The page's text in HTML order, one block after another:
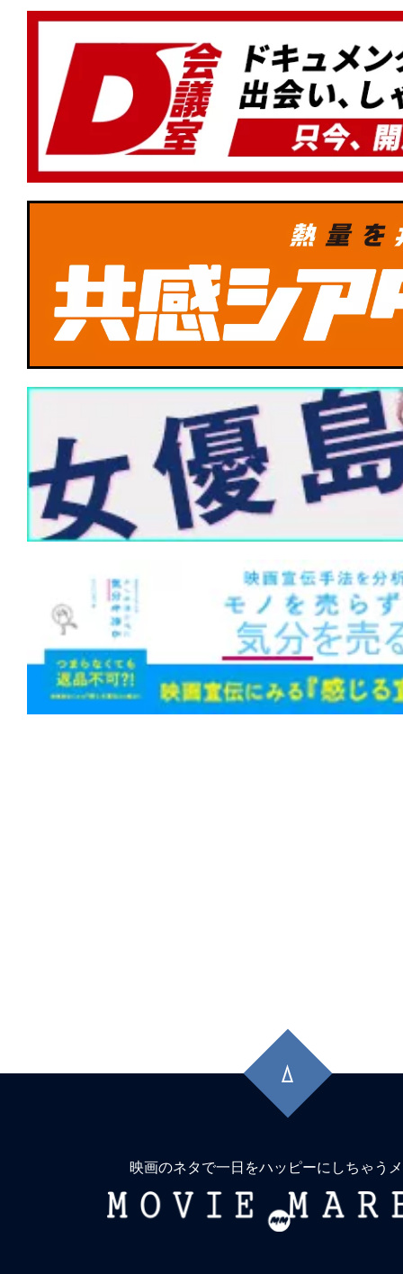
頭
に
映画のネタで一日をハッピーにしちゃう
MOVIE